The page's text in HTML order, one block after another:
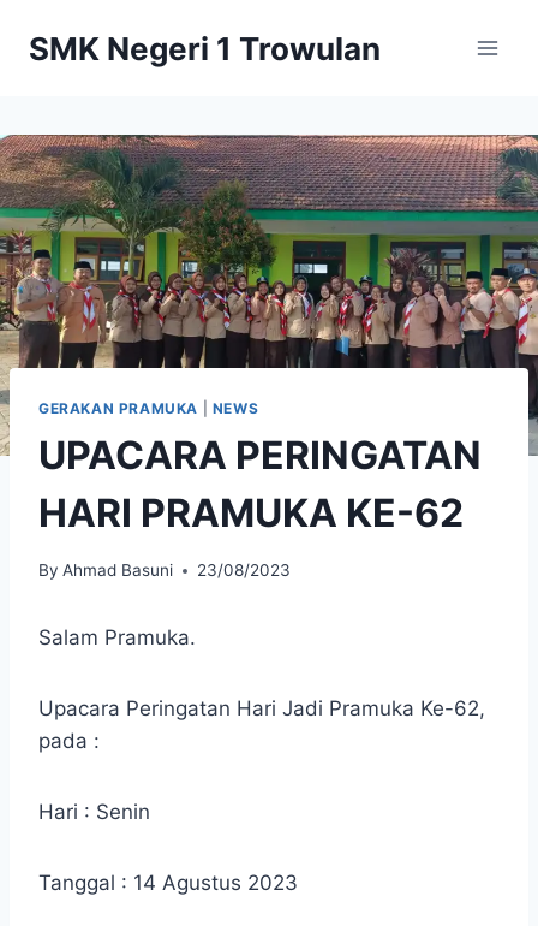
SMK Negeri 1 Trowulan
GERAKAN PRAMUKA NEWS
UPACARA PERINGATAN
HARI PRAMUKA KE-62
By Ahmad Basuni 23/08/2023
Salam Pramuka.
Upacara Peringatan Hari Jadi Pramuka Ke-62,
pada :
Hari : Senin
Tanggal : 14 Agustus 2023